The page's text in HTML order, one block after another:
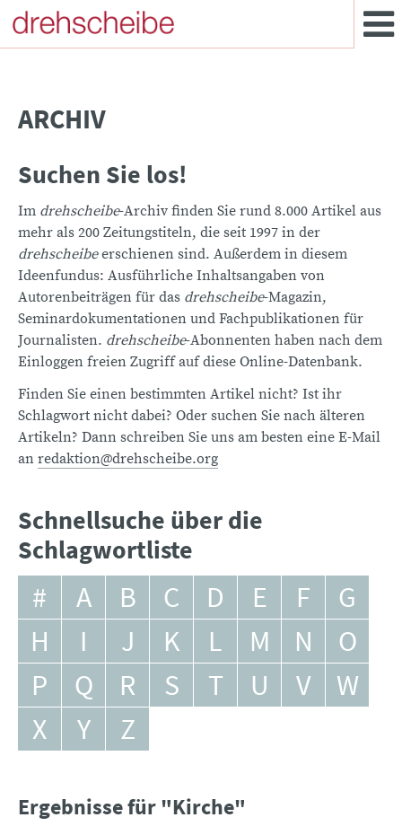
ARCHIV
Suchen Sie los!
Im drehscheibe-Archiv finden Sie rund 8.000 Artikel aus
mehr als 200 Zeitungstiteln, die seit 1997 in der
drehscheibeerschienen sind. Außerdem in diesem
Ideenfundus: Ausführliche Inhaltsangaben von
Autorenbeiträgen für das drehscheibe-Magazin,
Seminardokumentationen und Fachpublikationen für
Journalisten. drehscheibe-Abonnenten haben nach dem
Einloggen freien Zugriff auf diese Online-Datenbank.
Finden Sie einen bestimmten Artikel nicht? Ist ihr
Schlagwort nicht dabei? Oder suchen Sie nach älteren
Artikeln? Dann schreiben Sie uns am besten eine E-Mail
an redaktion@drehscheibe.org
Schnellsuche über die
Schlagwortliste
# A B C D E F
G
H
I J K L M N
O
P
Q R S T U V
W
X
Y Z
Ergebnisse für "Kirche"